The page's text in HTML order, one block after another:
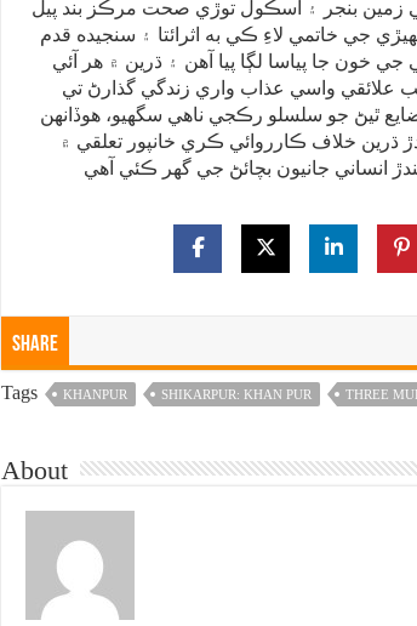
زمين بنجر ۽ اسڪول توڙي صحت مرڪز بند پيل
جي خاتمي لاءِ ڪي به اثرائتا ۽ سنجيده قدم
جي خون جا پياسا لڳا پيا آهن ۽ ڌرين ۾ هر آئي
علائقي واسي عذاب واري زندگي گذارڻ تي
ٿيڻ جو سلسلو رڪجي ناهي سگھيو، هوڏانهن
ڌرين خلاف ڪارروائي ڪري خانپور تعلقي ۾
Share
Tags KHANPUR SHIKARPUR: KHAN PUR THREE
About